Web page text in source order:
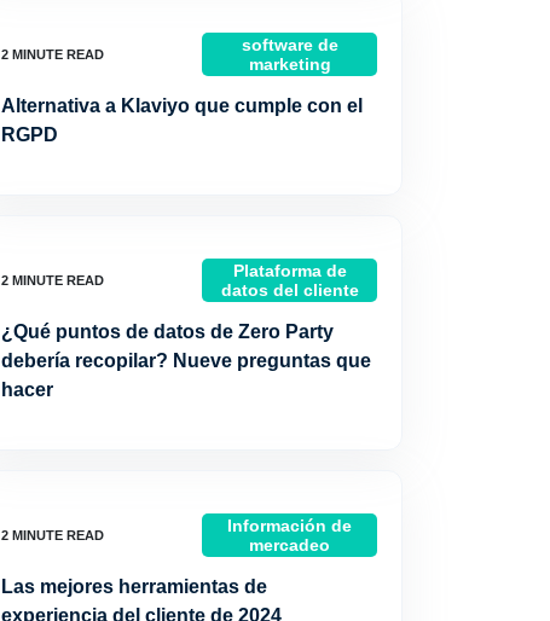
software de
marketing
Alternativa a Klaviyo que cumple con el
RGPD
Plataforma de
datos del cliente
¿Qué puntos de datos de Zero Party
debería recopilar? Nueve preguntas que
hacer
Información de
mercadeo
Las mejores herramientas de
experiencia del cliente de 2024